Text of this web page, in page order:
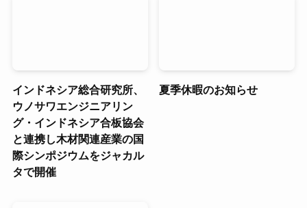
インドネシア総合研究所、
ウノサワエンジニアリン
グ・インドネシア合板協会
と連携し木材関連産業の国
際シンポジウムをジャカル
タで開催
夏季休暇のお知らせ